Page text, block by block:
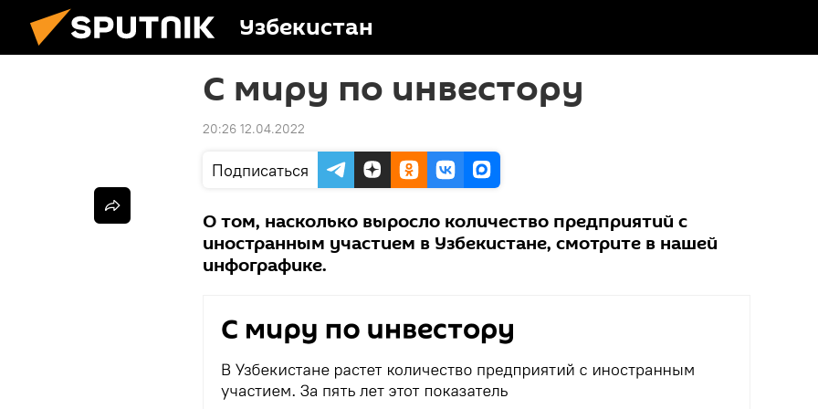
Узбекистан
С миру по инвестору
20:26 12.04.2022
Подписаться
О том, насколько выросло количество предприятий с
иностранным участием в Узбекистане, смотрите в нашей
инфографике.